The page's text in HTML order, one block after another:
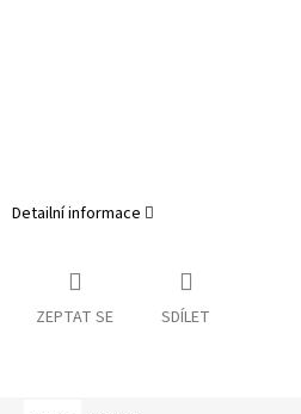
Detailní informace
ZEPTAT SE SDÍLET